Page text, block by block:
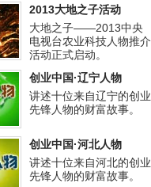
2013大地之子活动
大地之子——2013中央
电视台农业科技人物推介
活动正式启动。
创业中国·辽宁人物
讲述十位来自辽宁的创业
先锋人物的财富故事。
创业中国·河北人物
讲述十位来自河北的创业
先锋人物的财富故事。